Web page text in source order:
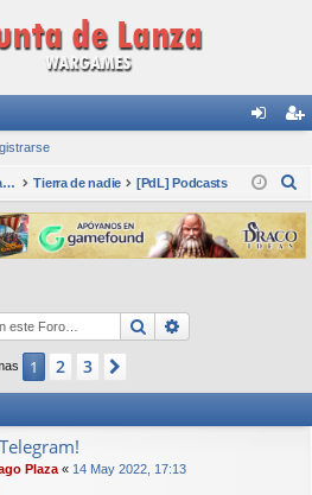
nti
fic
ar
ist
ra
rs
Foro Punta de Lanza Wargames Tierra de nadie [PdL] Podcasts
s
c
Buscar
1 2 3
Plaza « 14 May 2022, 17:13